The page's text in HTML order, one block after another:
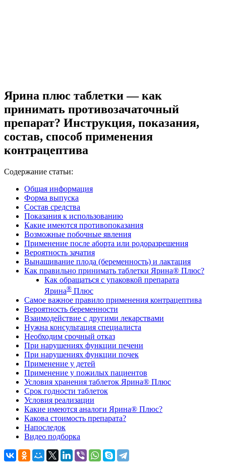
Ярина плюс таблетки — как
принимать противозачаточный
препарат? Инструкция, показания,
состав, способ применения
контрацептива
Содержание статьи:
Общая информация
Форма выпуска
Состав средства
Показания к использованию
Какие имеются противопоказания
Возможные побочные явления
Применение после аборта или родоразрешения
Вероятность зачатия
Вынашивание плода (беременность) и лактация
Как правильно принимать таблетки Ярина® Плюс?
Как обращаться с упаковкой препарата
Ярина® Плюс
Самое важное правило применения контрацептива
Вероятность беременности
Взаимодействие с другими лекарствами
Нужна консультация специалиста
Необходим срочный отказ
При нарушениях функции печени
При нарушениях функции почек
Применение у детей
Применение у пожилых пациентов
Условия хранения таблеток Ярина® Плюс
Срок годности таблеток
Условия реализации
Какие имеются аналоги Ярина® Плюс?
Какова стоимость препарата?
Напоследок
Видео подборка